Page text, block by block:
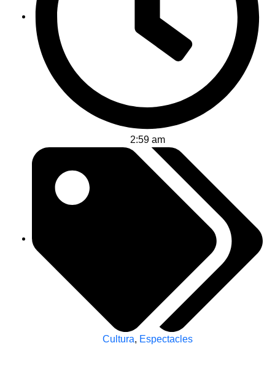
2:59 am
Cultura, Espectacles